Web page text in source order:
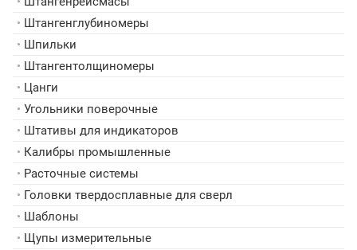
• Штангенглубиномеры
• Шпильки
• Штангентолщиномеры
• Цанги
• Угольники поверочные
• Штативы для индикаторов
• Калибры промышленные
• Расточные системы
• Головки твердосплавные для сверл
• Шаблоны
• Щупы измерительные